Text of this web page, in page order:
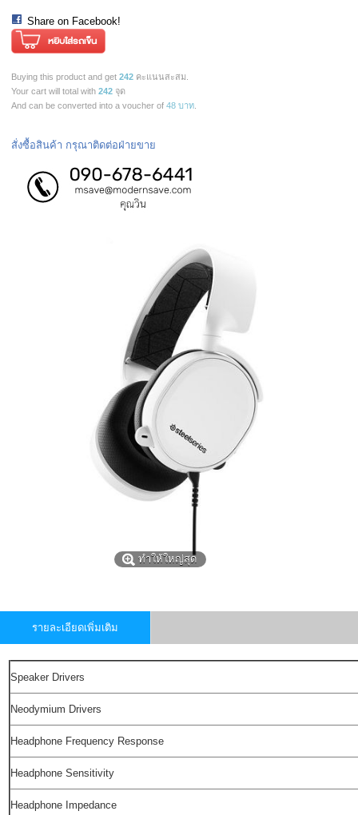
Share on Facebook!
Buying this product and get 242 คะแนนสะสม.
Your cart will total with 242 จุด
And can be converted into a voucher of 48 บาท
สั่งซื้อสินค้า กรุณาติดต่อฝ่ายขาย
ทำให้ใหญ่สุด
รายละเอียดเพิ่มเติม
Speaker Drivers
Neodymium Drivers
Headphone Frequency Response
Headphone Sensitivity
Headphone Impedance